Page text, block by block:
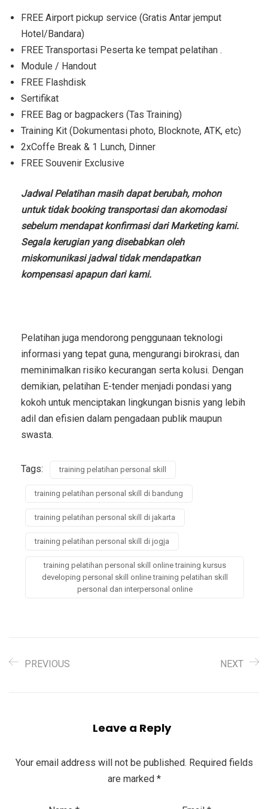
FREE Airport pickup service (Gratis Antar jemput
Hotel/Bandara)
FREE Transportasi Peserta ke tempat pelatihan .
Module / Handout
FREE Flashdisk
Sertifikat
FREE Bag or bagpackers (Tas Training)
Training Kit (Dokumentasi photo, Blocknote, ATK, etc)
2xCoffe Break & 1 Lunch, Dinner
FREE Souvenir Exclusive
Jadwal Pelatihan masih dapat berubah, mohon
untuk tidak booking transportasi dan akomodasi
sebelum mendapat konfirmasi dari Marketing kami.
Segala kerugian yang disebabkan oleh
miskomunikasi jadwal tidak mendapatkan
kompensasi apapun dari kami.
Pelatihan juga mendorong penggunaan teknologi
informasi yang tepat guna, mengurangi birokrasi, dan
meminimalkan risiko kecurangan serta kolusi. Dengan
demikian, pelatihan E-tender menjadi pondasi yang
kokoh untuk menciptakan lingkungan bisnis yang lebih
adil dan efisien dalam pengadaan publik maupun
swasta.
Tags: training pelatihan personal skill
training pelatihan personal skill di bandung
training pelatihan personal skill di jakarta
training pelatihan personal skill di jogja
training pelatihan personal skill online training kursus
developing personal skill online training pelatihan skill
personal dan interpersonal online
PREVIOUS NEXT
Leave a Reply
Your email address will not be published. Required fields
are marked *